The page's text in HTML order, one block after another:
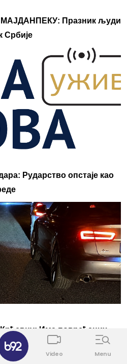
Празник људи
Србије
Рударство опстаје као
Има повређених,
у оба правца
Video Menu
✕